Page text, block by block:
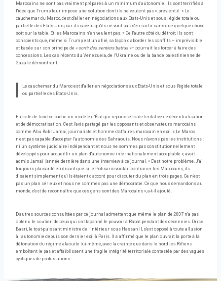
Marocains ne sont pas vraiment préparés à un minimum d'autonomie. Ils sont terrifiés à
l'idée que Trump leur impose une solution dont ils ne veulent pas », prévient-il. « Le
cauchemar du Maroc, c'est d'aller en négociations aux Etats-Unis et sous l'égide totale ou
partielle des Etats-Unis, car ils savent qu'ils ne vont pas s'en sortir sans que quelque chose
soit sur la table. Et les Marocains n'en veulent pas. » De l'autre côté du détroit, ils sont
conscients que, même si Trump est un allié, sa façon d'aborder les conflits – imprévisible
et basée sur son principe de « sortir des sentiers battus »– pourrait les forcer à faire des
concessions. Les cas récents du Venezuela, de l’Ukraine ou de la bande palestinienne de
Gaza le démontrent.
Le cauchemar du Maroc est d'aller en négociations aux Etats-Unis et sous l'égide totale
ou partielle des Etats-Unis.
En toile de fond se cache un modèle d’État qui repousse toute tentative de décentralisation
et de démocratisation. C'est l'avis partagé par les opposants et observateurs marocains
comme Abu Bakr Jamaï, journaliste et homme d'affaires marocain en exil. « Le Maroc
n'est pas capable d'accepter l'autonomie des Sahraouis. Nous n'avons pas les institutions :
ni un système judiciaire indépendant et nous ne sommes pas constitutionnellement
développés pour accueillir un plan d'autonomie internationalement acceptable », avait
admis Jamaï l'année dernière dans une interview à ce journal. « C'est notre problème. J'ai
toujours plaisanté en disant que si le Polisario voulait contrarier les Marocains, ils
disaient simplement qu'ils étaient d'accord pour discuter du plan en trois pages. Ce n'est
pas un plan sérieux et nous ne sommes pas une démocratie. Ce que nous demandons au
monde, c'est de reconnaître que ces gens sont des Marocains », a-t-il ajouté.
D'autres sources consultées par ce journal admettent que même le plan de 2007 n'a pas
obtenu le soutien de ceux qui ont façonné le pouvoir à Rabat pendant des décennies. Driss
Basri, le tout-puissant ministre de l'Intérieur sous Hassan II, s'est opposé à toute allusion
à l'autonomie depuis son dernier exil à Paris. Il a affirmé que le plan ouvrait la porte à la
détonation du régime alaouite lui-même, avec la crainte que dans le nord les Rifiens
emboîtent le pas et affaiblissent une fragile intégrité territoriale contestée par des vagues
cycliques de protestations.